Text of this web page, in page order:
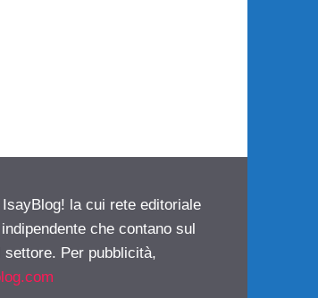
la cui rete editoriale
che contano sul
Per pubblicità,